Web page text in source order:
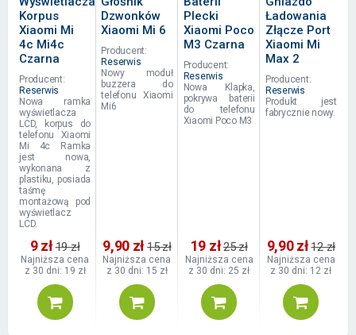
Korpus
Xiaomi Mi
4c Mi4c
Czarna
Producent:
Reserwis
Nowa ramka
wyświetlacza
LCD, korpus do
telefonu Xiaomi
Mi 4c Ramka
jest nowa,
wykonana z
plastiku, posiada
taśmę
montażową pod
wyświetlacz
LCD.
9 zł19 zł
Najniższa cena
z 30 dni: 19 zł
Dzwonków
Xiaomi Mi 6
Producent:
Reserwis
Nowy moduł
buzzera do
telefonu Xiaomi
Mi6
9,90 zł15 zł
Najniższa cena
z 30 dni: 15 zł
Plecki
Xiaomi Poco
M3 Czarna
Producent:
Reserwis
Nowa Klapka,
pokrywa baterii
do telefonu
Xiaomi Poco M3
19 zł25 zł
Najniższa cena
z 30 dni: 25 zł
Ładowania
Złącze Port
Xiaomi Mi
Max 2
Producent:
Reserwis
Produkt jest
fabrycznie nowy.
9,90 zł12 zł
Najniższa cena
z 30 dni: 12 zł